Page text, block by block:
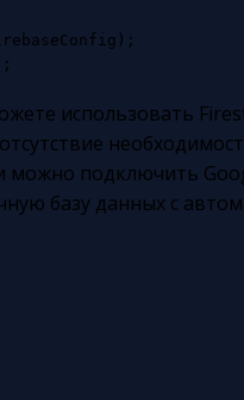
использовать
подключить
базу данных с